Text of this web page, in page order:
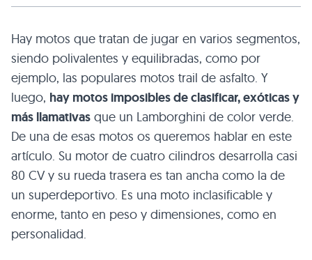
Hay motos que tratan de jugar en varios segmentos,
siendo polivalentes y equilibradas, como por
ejemplo, las populares motos trail de asfalto. Y
luego, hay motos imposibles de clasificar, exóticas y
más llamativas que un Lamborghini de color verde.
De una de esas motos os queremos hablar en este
artículo. Su motor de cuatro cilindros desarrolla casi
80 CV y su rueda trasera es tan ancha como la de
un superdeportivo. Es una moto inclasificable y
enorme, tanto en peso y dimensiones, como en
personalidad.